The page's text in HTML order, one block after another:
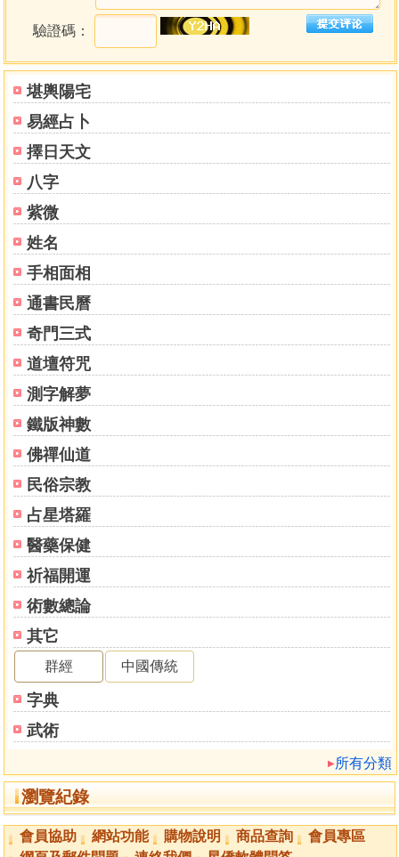
堪輿陽宅
易經占卜
擇日天文
八字
紫微
姓名
手相面相
通書民曆
奇門三式
道壇符咒
測字解夢
鐵版神數
佛禪仙道
民俗宗教
占星塔羅
醫藥保健
祈福開運
術數總論
其它
群經 中國傳統
字典
武術
所有分類
瀏覽紀錄
二十四山水方向
論宅內形第八
內形篇
火唵歌
火路吉凶歌
陽宅內形吉凶圖說
論選擇第九
五神
命前五神定局
五虎遁訣
九宮建宅
遊年變宅
行年建宅
起宅小運例法
起工動土
造地基
起工破木
定磉扇架
豎柱
上樑
蓋屋
泥屋
六十年生命祿馬貴人定局圖
逐日太陰過宮定局
逐月太陽過宮定局
陽宅十書四
論符鎖第十
黃石公安宅護救符鎮法
五岳鎮宅符
鎮宅十二年土府神殺
鎮四方土禁并退方神符
鎮命元建宅有犯凶神
鎮行年建宅神符
三教救宅神符
鎮八位卦爻反逆
鎮年月日時相剋
鎮分房相剋
鎮元空裝卦末順
驗證碼：
會員協助 網站功能 購物說明 商品查詢
會員專區